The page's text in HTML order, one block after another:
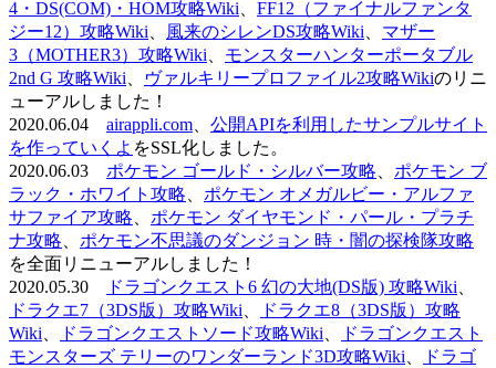
4・DS(COM)・HOM攻略Wiki
FF12（ファイナルファンタ
ジー12）攻略Wiki
風来のシレンDS攻略Wiki
マザー
3（MOTHER3）攻略Wiki
モンスターハンターポータブル
2nd G 攻略Wiki
ヴァルキリープロファイル2攻略Wikiのリニ
ューアルしました！
2020.06.04 airappli.com
公開APIを利用したサンプルサイト
を作っていくよ をSSL化しました。
2020.06.03 ポケモン ゴールド・シルバー攻略
ポケモン ブ
ラック・ホワイト攻略
ポケモン オメガルビー・アルファ
サファイア攻略
ポケモン ダイヤモンド・パール・プラチ
ナ攻略
ポケモン不思議のダンジョン 時・闇の探検隊攻略
を全面リニューアルしました！
2020.05.30
ドラゴンクエスト6 幻の大地(DS版) 攻略Wiki
ドラクエ7（3DS版）攻略Wiki
ドラクエ8（3DS版）攻略
Wiki
ドラゴンクエストソード攻略Wiki
ドラゴンクエスト
モンスターズ テリーのワンダーランド3D攻略Wiki
ドラゴ